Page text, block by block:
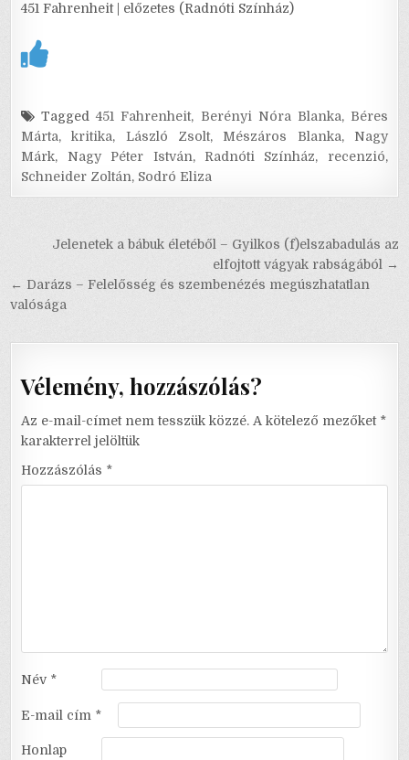
451 Fahrenheit | előzetes (Radnóti Színház)
Tagged451 Fahrenheit, Berényi Nóra Blanka, Béres
Márta,kritika, László Zsolt, Mészáros Blanka, Nagy
Márk, Nagy Péter István, Radnóti Színház, recenzió,
Schneider Zoltán, Sodró Eliza
Bejegyzés
navigáció
Jelenetek a bábuk életéből – Gyilkos (f)elszabadulás az
elfojtott vágyak rabságából →
← Darázs – Felelősség és szembenézés megúszhatatlan
valósága
Vélemény, hozzászólás?
Az e-mail-címet nem tesszük közzé. A kötelező mezőket *
karakterrel jelöltük
Hozzászólás *
Név *
E-mail cím *
Honlap